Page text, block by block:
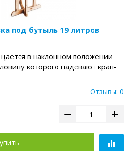
под бутыль 19 литров
в наклонном положении
которого надевают кран-
Отзывы: 0